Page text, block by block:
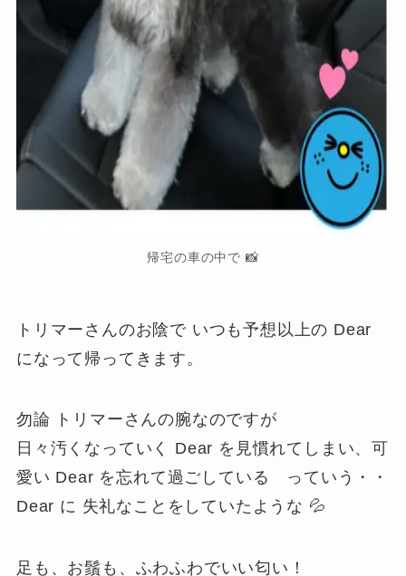
帰宅の車の中で 📸
トリマーさんのお陰で いつも予想以上の Dear
になって帰ってきます。
勿論 トリマーさんの腕なのですが
日々汚くなっていく Dear を見慣れてしまい、可
愛い Dear を忘れて過ごしている っていう・・
Dear に 失礼なことをしていたような 💦
足も、お鬚も、ふわふわでいい匂い！